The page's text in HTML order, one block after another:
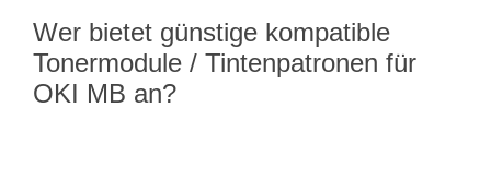
Wer bietet günstige kompatible
Tonermodule / Tintenpatronen für
OKI MB an?